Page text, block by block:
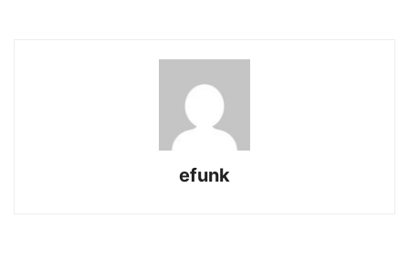
efunk